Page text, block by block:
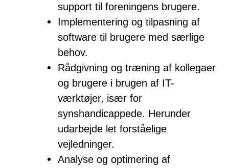
support til foreningens brugere.
Implementering og tilpasning af
software til brugere med særlige
behov.
Rådgivning og træning af kollegaer
og brugere i brugen af IT-
værktøjer, især for
synshandicappede. Herunder
udarbejde let forståelige
vejledninger.
Analyse og optimering af